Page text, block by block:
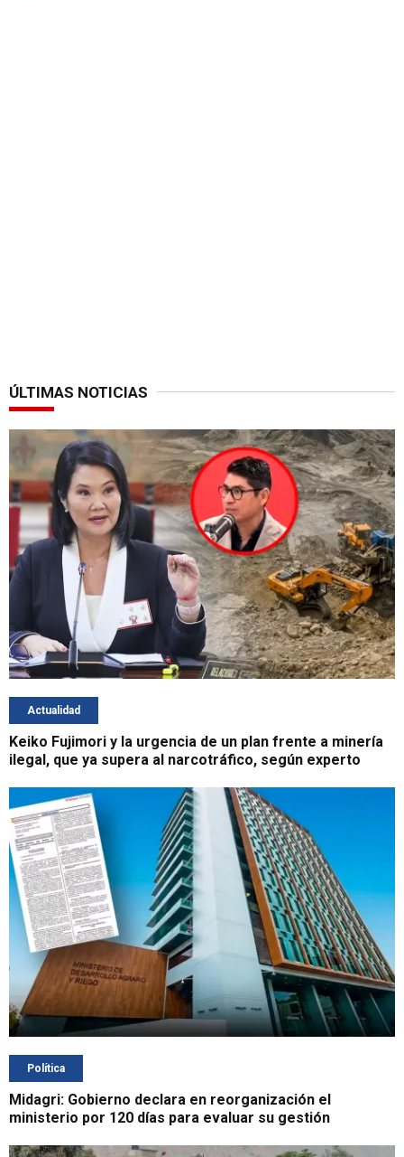
ÚLTIMAS NOTICIAS
Actualidad
Keiko Fujimori y la urgencia de un plan frente a minería
ilegal, que ya supera al narcotráfico, según experto
Política
Midagri: Gobierno declara en reorganización el
ministerio por 120 días para evaluar su gestión